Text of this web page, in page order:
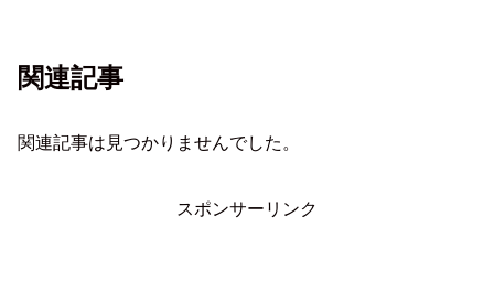
関連記事
関連記事は見つかりませんでした。
スポンサーリンク